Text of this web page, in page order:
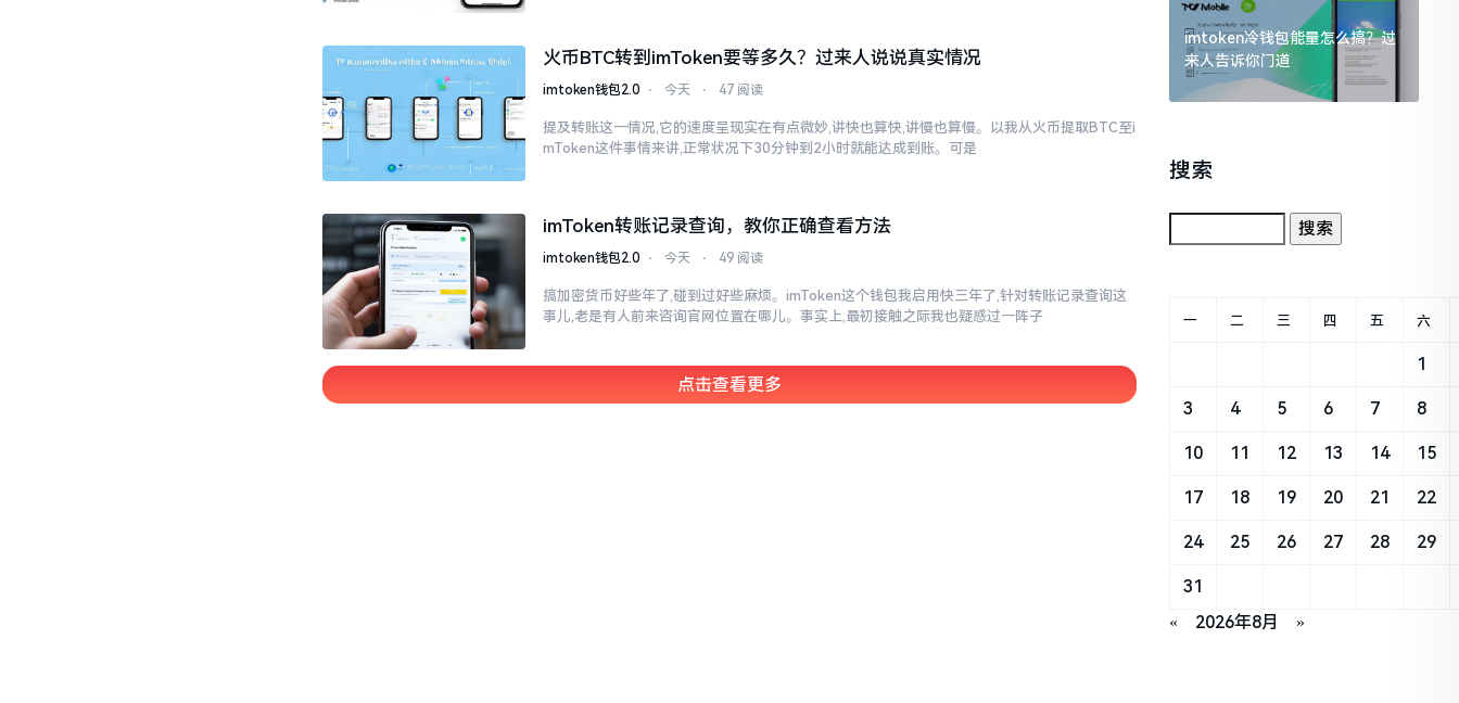
火币BTC转到imToken要等多久？过来人说说真实情况
imtoken钱包2.0 ⋅ 今天 ⋅ 47 阅读
提及转账这一情况,它的速度呈现实在有点微妙,讲快也算快,讲慢也算慢。以我从火币提取BTC至i
mToken这件事情来讲,正常状况下30分钟到2小时就能达成到账。可是
imToken转账记录查询，教你正确查看方法
imtoken钱包2.0 ⋅ 今天 ⋅ 49 阅读
搞加密货币好些年了,碰到过好些麻烦。imToken这个钱包我启用快三年了,针对转账记录查询这
事儿,老是有人前来咨询官网位置在哪儿。事实上,最初接触之际我也疑惑过一阵子
点击查看更多
imtoken冷钱包能量怎么搞？过
来人告诉你门道
搜索
« 2026年8月 »
一 二 三 四 五 六
1
3 4 5 6 7 8
10 11 12 13 14 15
17 18 19 20 21 22
24 25 26 27 28 29
31